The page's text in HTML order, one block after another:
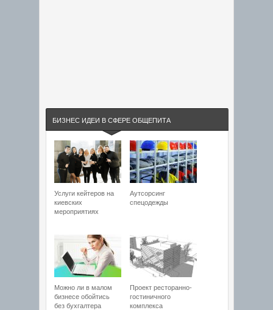
БИЗНЕС ИДЕИ В СФЕРЕ ОБЩЕПИТА
Услуги кейтеров на
киевских
мероприятиях
Аутсорсинг
спецодежды
Можно ли в малом
бизнесе обойтись
без бухгалтера
Проект ресторанно-
гостиничного
комплекса